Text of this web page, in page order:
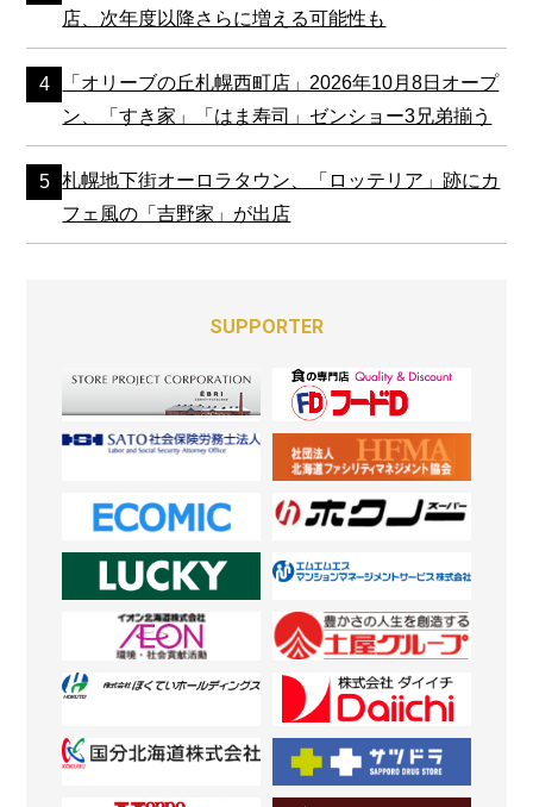
店、次年度以降さらに増える可能性も
「オリーブの丘札幌西町店」2026年10月8日オープ
ン、「すき家」「はま寿司」ゼンショー3兄弟揃う
札幌地下街オーロラタウン、「ロッテリア」跡にカ
フェ風の「吉野家」が出店
SUPPORTER